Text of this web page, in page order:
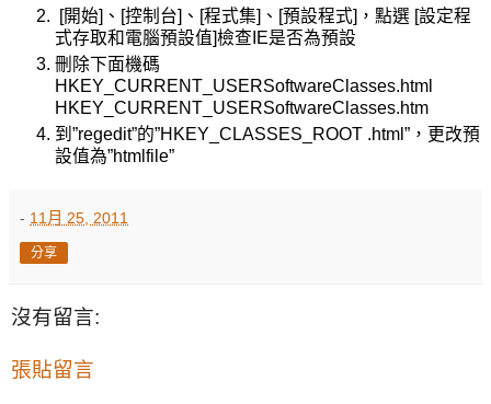
[開始]、[控制台]、[程式集]、[預設程式]，點選 [設定程
式存取和電腦預設值]檢查IE是否為預設
刪除下面機碼
HKEY_CURRENT_USERSoftwareClasses.html
HKEY_CURRENT_USERSoftwareClasses.htm
到”regedit”的”HKEY_CLASSES_ROOT .html”，更改預
設值為”htmlfile”
- 11月 25, 2011
分享
沒有留言:
張貼留言